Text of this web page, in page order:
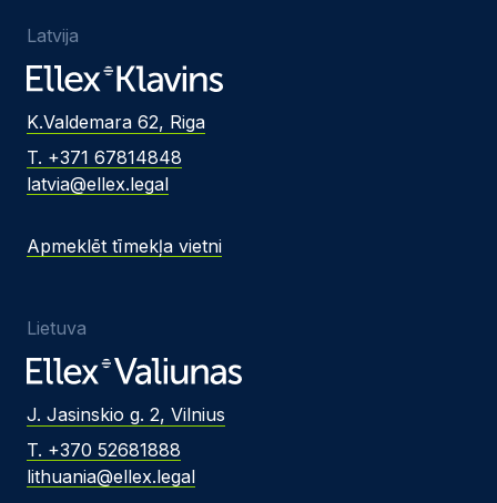
Latvija
K.Valdemara 62, Riga
T. +371 67814848
latvia@ellex.legal
Apmeklēt tīmekļa vietni
Lietuva
J. Jasinskio g. 2, Vilnius
T. +370 52681888
lithuania@ellex.legal